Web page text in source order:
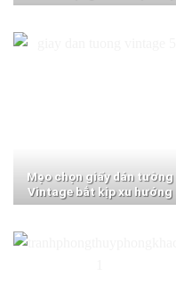
Mẹo chọn giấy dán tường
Vintage bắt kịp xu hướng